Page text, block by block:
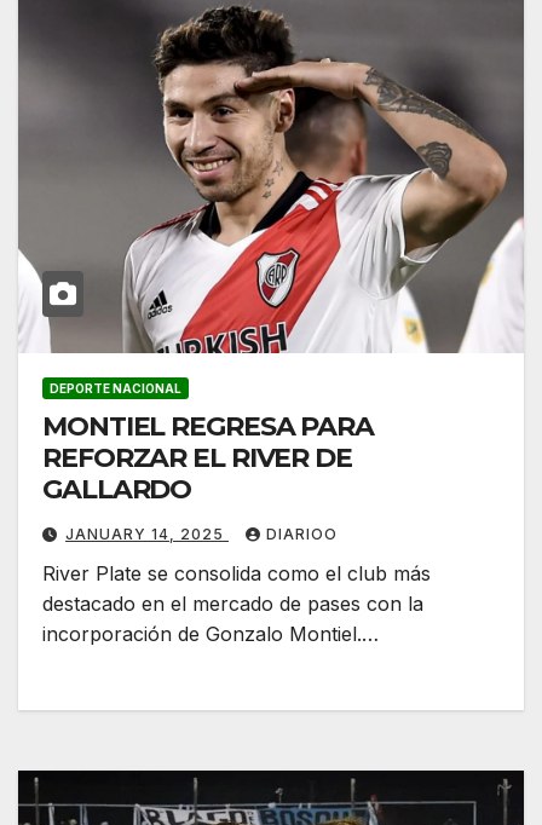
DEPORTE NACIONAL
MONTIEL REGRESA PARA
REFORZAR EL RIVER DE
GALLARDO
JANUARY 14, 2025 DIARIOO
River Plate se consolida como el club más
destacado en el mercado de pases con la
incorporación de Gonzalo Montiel.…